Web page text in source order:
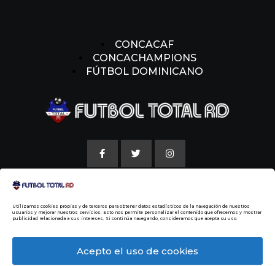
Utilizamos cookies propias y de terceros para obtener datos estadísticos de la navegación de nuestros
usuarios y mejorar nuestros servicios. Esto nos permite personalizar el contenido que ofrecemos y mostrar
publicidad relacionada a sus intereses. Si continúa navegando, consideramos que acepta su uso.
Acepto el uso de cookies
CONCACAF
CONCACHAMPIONS
FÚTBOL DOMINICANO
POLITICAS DE COOKIE